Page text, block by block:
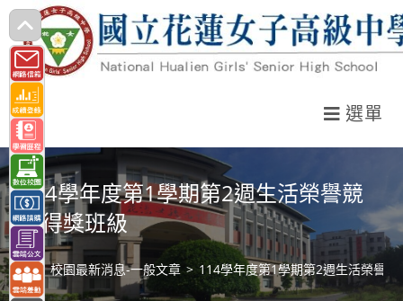
跳
轉
至
主
要
內
容
選單
114學年度第1學期第2週生活榮譽競
賽得獎班級
> 校園最新消息-一般文章 > 114學年度第1學期第2週生活榮譽競